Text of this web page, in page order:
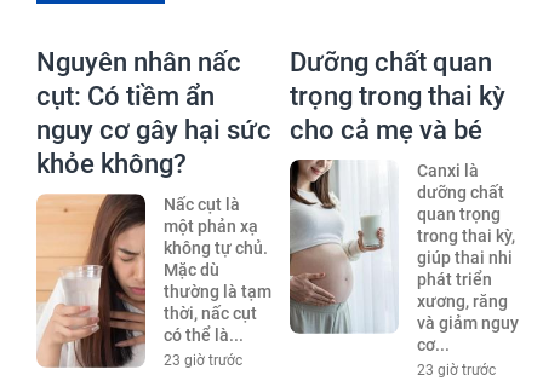
Nguyên nhân nấc
cụt: Có tiềm ẩn
nguy cơ gây hại sức
khỏe không?
Nấc cụt là
một phản xạ
không tự chủ.
Mặc dù
thường là tạm
thời, nấc cụt
có thể là...
23 giờ trước
Dưỡng chất quan
trọng trong thai kỳ
cho cả mẹ và bé
Canxi là
dưỡng chất
quan trọng
trong thai kỳ,
giúp thai nhi
phát triển
xương, răng
và giảm nguy
cơ...
23 giờ trước